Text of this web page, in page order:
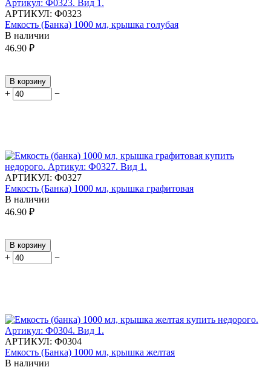
АРТИКУЛ: Ф0323
Емкость (Банка) 1000 мл, крышка голубая
В наличии
46.90 ₽
В корзину
+ −
АРТИКУЛ: Ф0327
Емкость (Банка) 1000 мл, крышка графитовая
В наличии
46.90 ₽
В корзину
+ −
АРТИКУЛ: Ф0304
Емкость (Банка) 1000 мл, крышка желтая
В наличии